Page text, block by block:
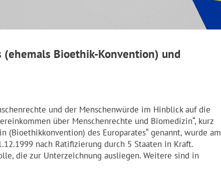
Bioethik-Konvention) und
und der Menschenwürde im Hinblick auf die
über Menschenrechte und Biomedizin“, kurz
(Bioethikkonvention) des Europarates“ genannt, wurde am
nach Ratifizierung durch 5 Staaten in Kraft.
die zur Unterzeichnung ausliegen. Weitere sind in